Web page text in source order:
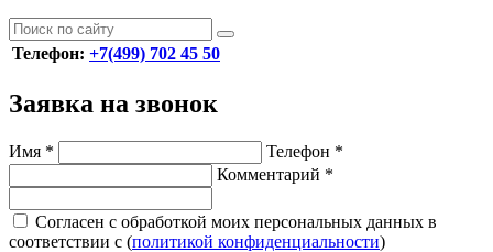
Телефон: +7(499) 702 45 50
Заявка на звонок
Имя * Телефон *
Комментарий *
Согласен с обработкой моих персональных данных в
соответствии с (политикой конфиденциальности)